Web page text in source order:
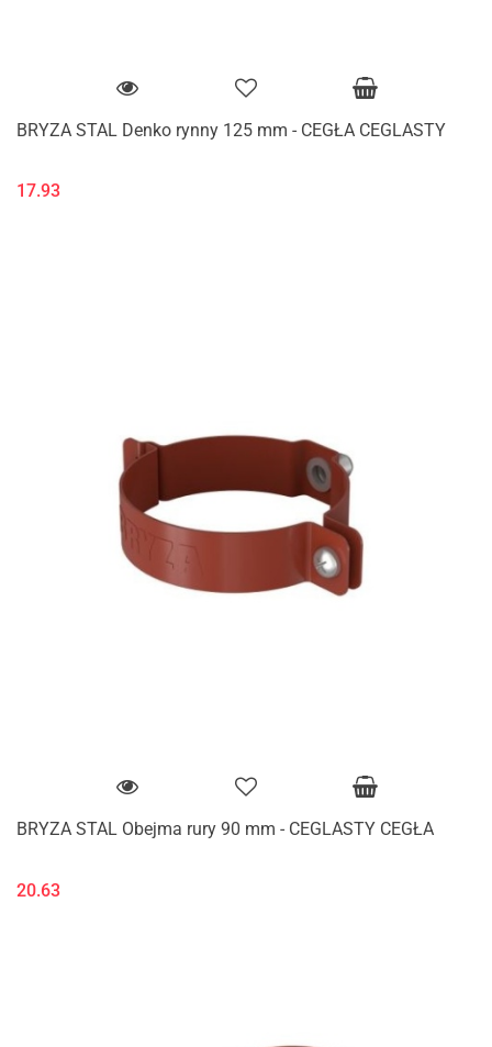
BRYZA STAL Denko rynny 125 mm - CEGŁA CEGLASTY
17.93
BRYZA STAL Obejma rury 90 mm - CEGLASTY CEGŁA
20.63